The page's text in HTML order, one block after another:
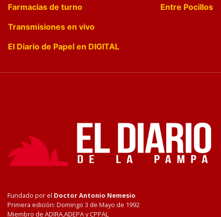
Farmacias de turno
Entre Pocillos
Transmisiones en vivo
El Diario de Papel en DIGITAL
Fundado por el Doctor Antonio Nemesio
Primera edición: Domingo 3 de Mayo de 1992
Miembro de ADIRA,ADEPA y CPPAL